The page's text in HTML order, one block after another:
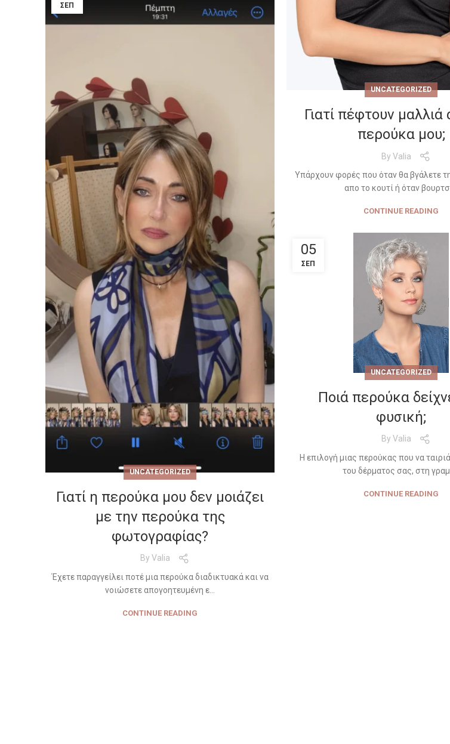
UNCATEGORIZED
Γιατί πέφτουν μαλλιά
περούκα μου;
By Valia
Υπάρχουν φορές που όταν θα βγάλετε
απο το κουτί ή όταν
CONTINUE READING
ΣΕΠ
UNCATEGORIZED
Γιατί η περούκα μου δεν μοιάζει
με την περούκα της
φωτογραφίας?
By Valia
Έχετε παραγγείλει ποτέ μια περούκα διαδικτυακά και να
νοιώσετε απογοητευμένη ε...
CONTINUE READING
05
ΣΕΠ
UNCATEGORIZED
Ποιά περούκα
φυσική;
By Valia
Η επιλογή μιας περούκας που να
του δέρματος σας, στη
CONTINUE READING